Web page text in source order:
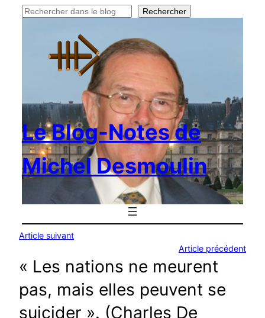
Rechercher Rechercher
Le Blog-Notes de
Michel Desmoulin
Article suivant
Article précédent
« Les nations ne meurent
pas, mais elles peuvent se
suicider ». (Charles De